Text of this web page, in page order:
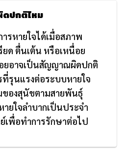
ดปกติไหม
รหายใจได้เมื่อสภาพ
ยด ตื่นเต้น หรือเหนื่อย
ยอาจเป็นสัญญาณผิดปกติ
ที่รุนแรงต่อระบบหายใจ
ของสุนัขตามสายพันธุ์
ายใจลำบากเป็นประจำ
พื่อทำการรักษาต่อไป